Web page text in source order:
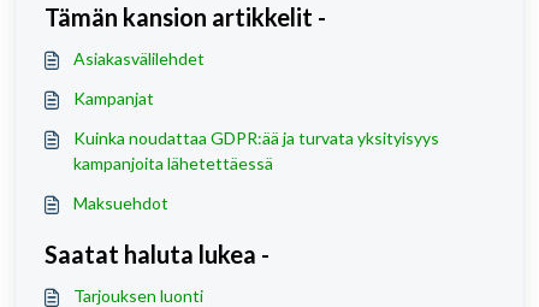
Tämän kansion artikkelit -
Asiakasvälilehdet
Kampanjat
Kuinka noudattaa GDPR:ää ja turvata yksityisyys
kampanjoita lähetettäessä
Maksuehdot
Saatat haluta lukea -
Tarjouksen luonti